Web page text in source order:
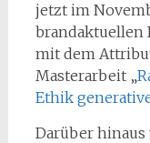
jetzt im
brandaktuellen
mit dem
Masterarbeit „
Ethik
Darüber